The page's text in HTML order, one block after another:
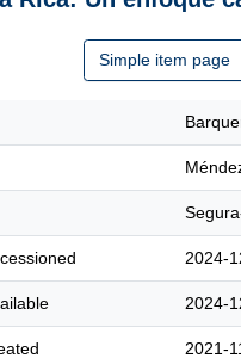
Simple item page
2024-
2024-
2021-